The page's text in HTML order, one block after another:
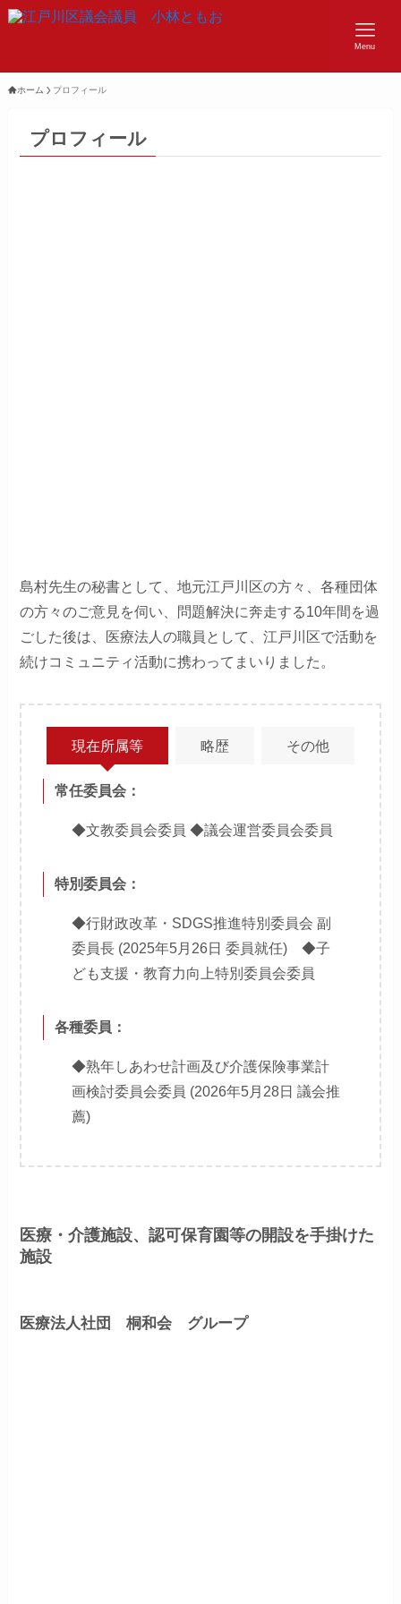
Menu
ホーム プロフィール
プロフィール
島村先生の秘書として、地元江戸川区の方々、各種団体
の方々のご意見を伺い、問題解決に奔走する10年間を過
ごした後は、医療法人の職員として、江戸川区で活動を
続けコミュニティ活動に携わってまいりました。
現在所属等 略歴 その他
常任委員会：
◆文教委員会委員 ◆議会運営委員会委員
特別委員会：
◆行財政改革・SDGS推進特別委員会 副
委員長 (2025年5月26日 委員就任) ◆子
ども支援・教育力向上特別委員会委員
各種委員：
◆熟年しあわせ計画及び介護保険事業計
画検討委員会委員 (2026年5月28日 議会推
薦)
医療・介護施設、認可保育園等の開設を手掛けた
施設
医療法人社団 桐和会 グループ